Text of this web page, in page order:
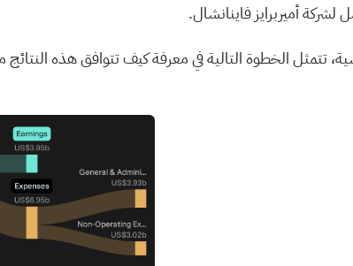
لشركة أميربرايز فاينانشال.
تتمثل الخطوة التالية في معرفة كيف تتوافق هذه